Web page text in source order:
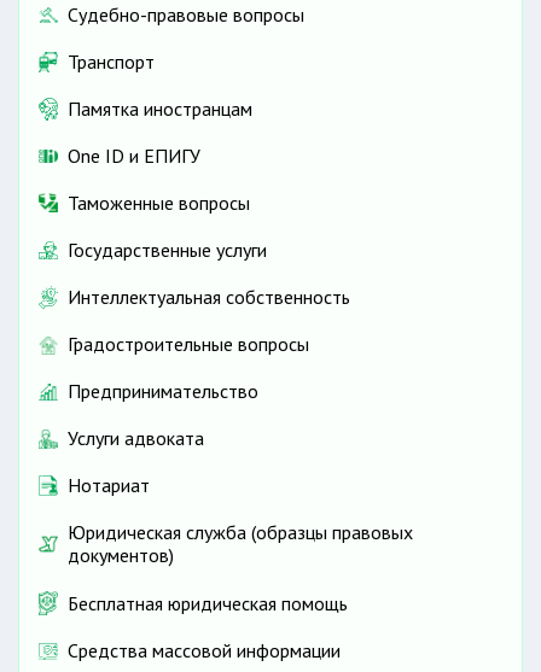
Судебно-правовые вопросы
Транспорт
Памятка иностранцам
One ID и ЕПИГУ
Таможенные вопросы
Государственные услуги
Интеллектуальная собственность
Градостроительные вопросы
Предпринимательство
Услуги адвоката
Нотариат
Юридическая служба (образцы правовых
документов)
Бесплатная юридическая помощь
Средства массовой информации